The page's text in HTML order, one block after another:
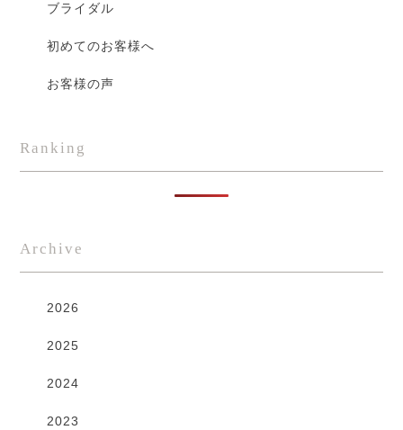
ブライダル
初めてのお客様へ
お客様の声
Ranking
Archive
2026
2025
2024
2023